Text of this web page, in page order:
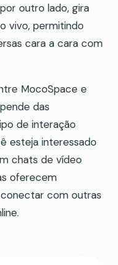
outro lado, gira
vivo, permitindo
cara a cara com
MocoSpace e
das
de interação
esteja interessado
chats de vídeo
oferecem
com outras